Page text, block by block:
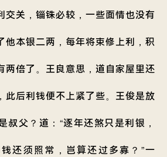
交关，锱铢必较，一些面情也没有
他本银二两，每年将束修上利，积
两倍了。王良意思，道自家屋里还
此后利钱便不上紧了些。王俊是放
叔父？道：“逐年还煞只是利银，
还须照常，岂算还过多寡？”一